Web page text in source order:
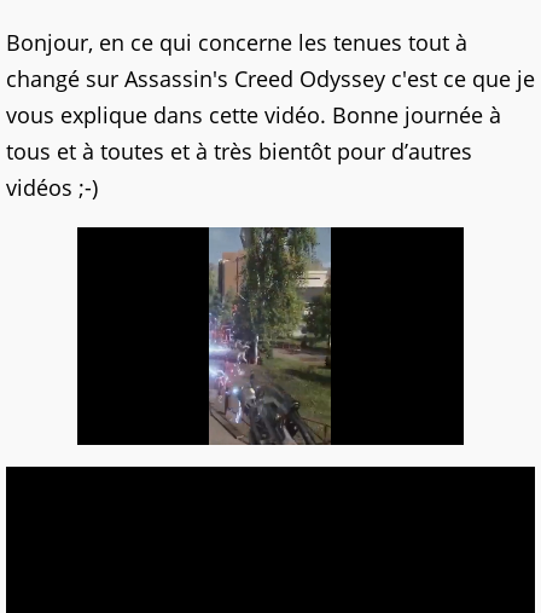
Bonjour, en ce qui concerne les tenues tout à
changé sur Assassin's Creed Odyssey c'est ce que je
vous explique dans cette vidéo. Bonne journée à
tous et à toutes et à très bientôt pour d’autres
vidéos ;-)